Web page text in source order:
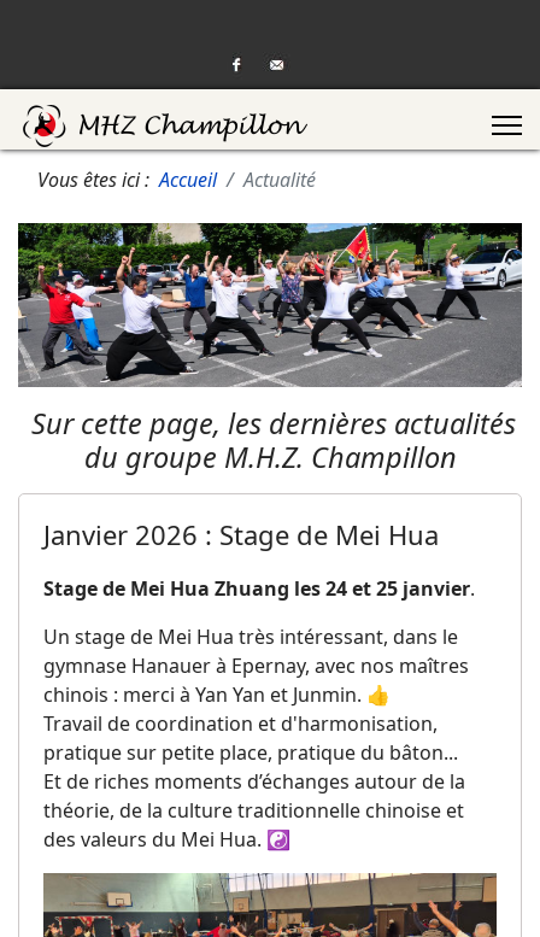
Vous êtes ici :Accueil Actualité
Sur cette page, les dernières actualités
du groupe M.H.Z. Champillon
Janvier 2026 : Stage de Mei Hua
Stage de Mei Hua Zhuang les 24 et 25 janvier.
Un stage de Mei Hua très intéressant, dans le
gymnase Hanauer à Epernay, avec nos maîtres
chinois : merci à Yan Yan et Junmin. 👍
Travail de coordination et d'harmonisation,
pratique sur petite place, pratique du bâton...
Et de riches moments d’échanges autour de la
théorie, de la culture traditionnelle chinoise et
des valeurs du Mei Hua. ☯️